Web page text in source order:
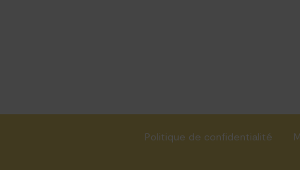
Politique de confidentialité